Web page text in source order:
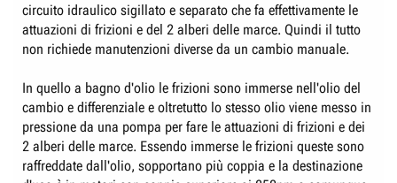
circuito idraulico sigillato e separato che fa effettivamente le
attuazioni di frizioni e del 2 alberi delle marce. Quindi il tutto
non richiede manutenzioni diverse da un cambio manuale.
In quello a bagno d'olio le frizioni sono immerse nell'olio del
cambio e differenziale e oltretutto lo stesso olio viene messo in
pressione da una pompa per fare le attuazioni di frizioni e dei
2 alberi delle marce. Essendo immerse le frizioni queste sono
raffreddate dall'olio, sopportano più coppia e la destinazione